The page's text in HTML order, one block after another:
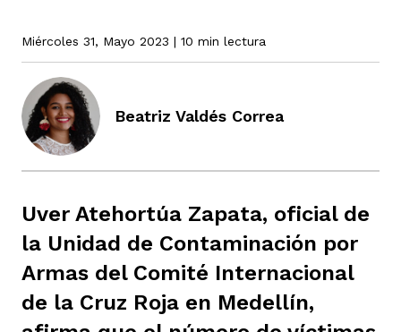
Miércoles 31, Mayo 2023 | 10 min lectura
Beatriz Valdés Correa
Uver Atehortúa Zapata, oficial de
la Unidad de Contaminación por
Armas del Comité Internacional
de la Cruz Roja en Medellín,
fórmula
principios
de estilo
equipo